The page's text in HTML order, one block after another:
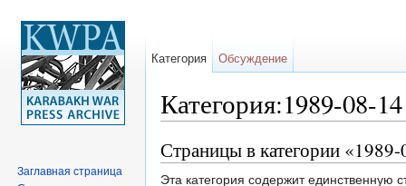
Категория:1989-08-14
Страницы в категории
Эта категория содержит единственную
Категория Обсуждение
Заглавная страница